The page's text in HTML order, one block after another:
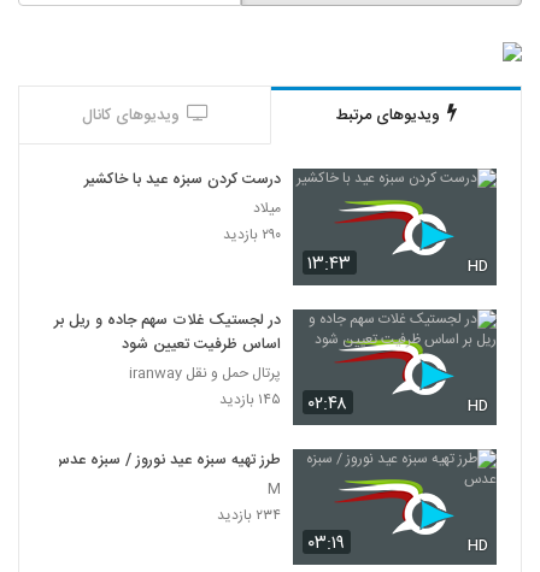
ویدیوهای مرتبط ویدیوهای کانال
۱۳:۴۳ HD
درست کردن سبزه عید با خاکشیر
میلاد
۲۹۰ بازدید
۰۲:۴۸ HD
در لجستیک غلات سهم جاده و ریل بر
اساس ظرفیت تعیین شود
پرتال حمل و نقل iranway
۱۴۵ بازدید
۰۳:۱۹ HD
طرز تهیه سبزه عید نوروز / سبزه عدس
M
۲۳۴ بازدید